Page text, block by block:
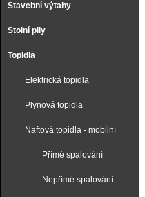
Stavební výtahy
Stolní pily
Topidla
Elektrická topidla
Plynová topidla
Naftová topidla - mobilní
Přímé spalování
Nepřímé spalování